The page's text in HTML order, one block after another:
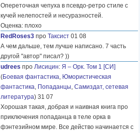
Опереточная чепуха в псевдо-ретро стиле с
кучей нелепостей и несуразностей.
Оценка: плохо
RedRoses3 про Таксист 01 08
А чем дальше, тем лучше написано. 7 часть
другой "автор" писал? ))
udrees про Лисицин: Я – Орк. Том 1 [СИ]
(Боевая фантастика, Юмористическая
фантастика, Попаданцы, Самиздат, сетевая
литература) 31 07
Хорошая такая, добрая и наивная книга про
приключения попаданца в теле орка в
фэнтезийном мире. Все действо начинается с